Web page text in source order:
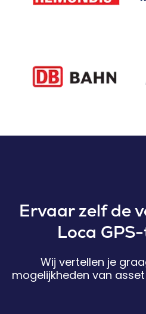
Ervaar zelf de
Loca
Wij vertellen je
mogelijkheden van